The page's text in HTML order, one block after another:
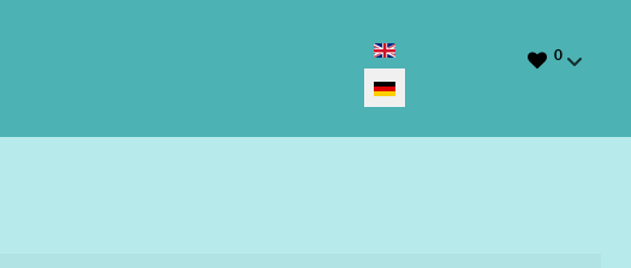
Sprache auswählen 0